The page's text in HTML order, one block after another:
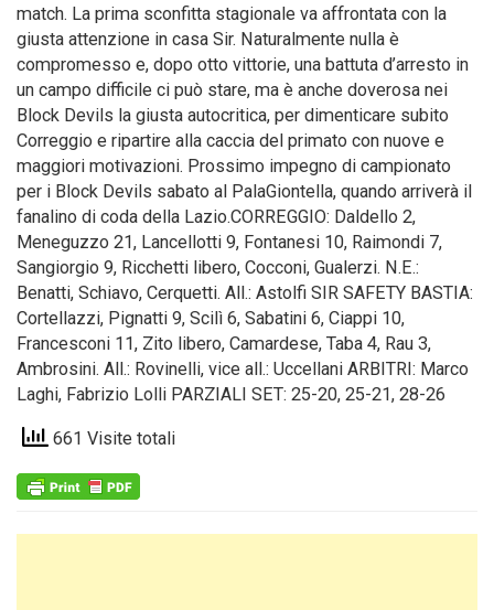
match. La prima sconfitta stagionale va affrontata con la
giusta attenzione in casa Sir. Naturalmente nulla è
compromesso e, dopo otto vittorie, una battuta d’arresto in
un campo difficile ci può stare, ma è anche doverosa nei
Block Devils la giusta autocritica, per dimenticare subito
Correggio e ripartire alla caccia del primato con nuove e
maggiori motivazioni. Prossimo impegno di campionato
per i Block Devils sabato al PalaGiontella, quando arriverà il
fanalino di coda della Lazio.CORREGGIO: Daldello 2,
Meneguzzo 21, Lancellotti 9, Fontanesi 10, Raimondi 7,
Sangiorgio 9, Ricchetti libero, Cocconi, Gualerzi. N.E.:
Benatti, Schiavo, Cerquetti. All.: Astolfi SIR SAFETY BASTIA:
Cortellazzi, Pignatti 9, Scilì 6, Sabatini 6, Ciappi 10,
Francesconi 11, Zito libero, Camardese, Taba 4, Rau 3,
Ambrosini. All.: Rovinelli, vice all.: Uccellani ARBITRI: Marco
Laghi, Fabrizio Lolli PARZIALI SET: 25-20, 25-21, 28-26
661 Visite totali